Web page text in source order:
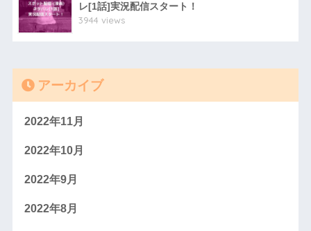
レ[1話]実況配信スタート！
3944 views
アーカイブ
2022年11月
2022年10月
2022年9月
2022年8月